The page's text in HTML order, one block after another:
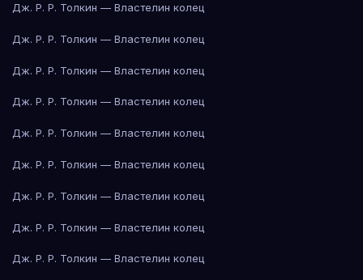
Дж. Р. Р. Толкин — Властелин колец
Дж. Р. Р. Толкин — Властелин колец
Дж. Р. Р. Толкин — Властелин колец
Дж. Р. Р. Толкин — Властелин колец
Дж. Р. Р. Толкин — Властелин колец
Дж. Р. Р. Толкин — Властелин колец
Дж. Р. Р. Толкин — Властелин колец
Дж. Р. Р. Толкин — Властелин колец
Дж. Р. Р. Толкин — Властелин колец